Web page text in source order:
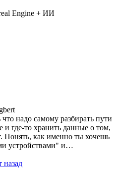
Engine + ИИ
что надо самому разбирать пути
и где-то хранить данные о том,
Понять, как именно ты хочешь
устройствами" и…
назад